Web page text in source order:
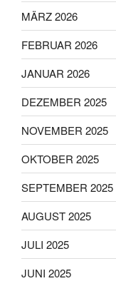
MÄRZ 2026
FEBRUAR 2026
JANUAR 2026
DEZEMBER 2025
NOVEMBER 2025
OKTOBER 2025
SEPTEMBER 2025
AUGUST 2025
JULI 2025
JUNI 2025